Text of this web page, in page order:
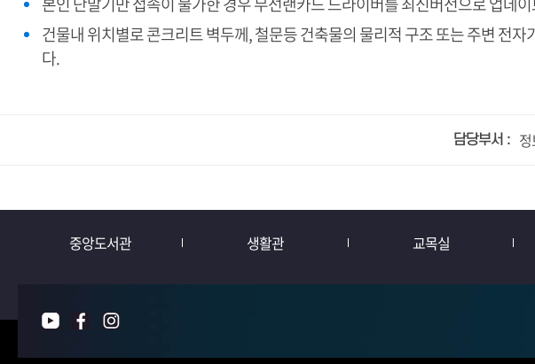
건물내 위치별로 콘크리트 벽두께, 철문등 건축물의 물리적 구조 또는 주변 전
다.
담당부서
중앙도서관 생활관 교목실